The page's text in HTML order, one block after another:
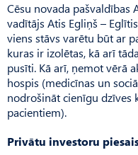
Cēsu novada pašvaldības
vadītājs Atis Egliņš –
viens stāvs varētu būt ar
kuras ir izolētas, kā arī
pusīti. Kā arī, ņemot vērā
hospis (medicīnas un
nodrošināt cienīgu dzīves
pacientiem).
Privātu investoru